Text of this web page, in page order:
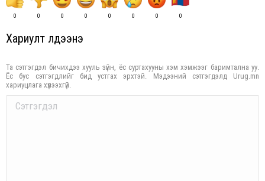
0 0 0 0 0 0 0 0
Хариулт үлдээнэ үү
Та сэтгэгдэл бичихдээ хууль зүйн, ёс суртахууны хэм хэмжээг баримтална уу.
Ёс бус сэтгэгдлийг бид устгах эрхтэй. Мэдээний сэтгэгдэлд Urug.mn
хариуцлага хүлээхгүй.
Comment